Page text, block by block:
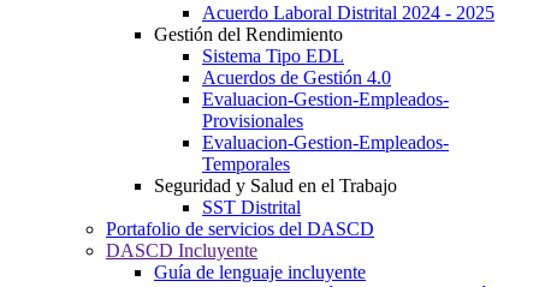
Acuerdo Laboral Distrital 2024 - 2025
Gestión del Rendimiento
Sistema Tipo EDL
Acuerdos de Gestión 4.0
Evaluacion-Gestion-Empleados-
Provisionales
Evaluacion-Gestion-Empleados-
Temporales
Seguridad y Salud en el Trabajo
SST Distrital
Portafolio de servicios del DASCD
DASCD Incluyente
Guía de lenguaje incluyente